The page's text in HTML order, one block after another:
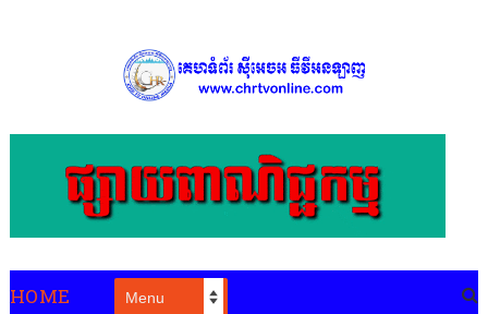
HOME